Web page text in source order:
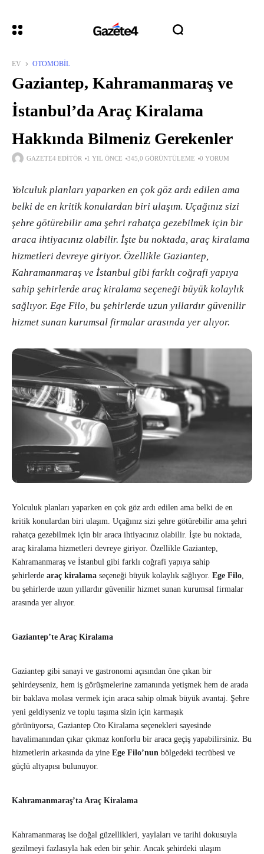
EV OTOMOBIL
Gaziantep, Kahramanmaraş ve
İstanbul’da Araç Kiralama
Hakkında Bilmeniz Gerekenler
GAZETE4 EDITÖR 1 YIL ÖNCE 345,0 GÖRÜNTÜLEME 0 YORUM
Yolculuk planları yaparken en çok göz ardı edilen ama
belki de en kritik konulardan biri ulaşım. Uçağınız sizi
şehre götürebilir ama şehri rahatça gezebilmek için bir
araca ihtiyacınız olabilir. İşte bu noktada, araç kiralama
hizmetleri devreye giriyor. Özellikle Gaziantep,
Kahramanmaraş ve İstanbul gibi farklı coğrafi yapıya
sahip şehirlerde araç kiralama seçeneği büyük kolaylık
sağlıyor. Ege Filo, bu şehirlerde uzun yıllardır güvenilir
hizmet sunan kurumsal firmalar arasında yer alıyor.
Yolculuk planları yaparken en çok göz ardı edilen ama belki de en
kritik konulardan biri ulaşım. Uçağınız sizi şehre götürebilir ama şehri
rahatça gezebilmek için bir araca ihtiyacınız olabilir. İşte bu noktada,
araç kiralama hizmetleri devreye giriyor. Özellikle Gaziantep,
Kahramanmaraş ve İstanbul gibi farklı coğrafi yapıya sahip
şehirlerde araç kiralama seçeneği büyük kolaylık sağlıyor. Ege Filo,
bu şehirlerde uzun yıllardır güvenilir hizmet sunan kurumsal firmalar
arasında yer alıyor.
Gaziantep’te Araç Kiralama
Gaziantep gibi sanayi ve gastronomi açısından öne çıkan bir
şehirdeyseniz, hem iş görüşmelerine zamanında yetişmek hem de arada
bir baklava molası vermek için araca sahip olmak büyük avantaj. Şehre
yeni geldiyseniz ve toplu taşıma sizin için karmaşık
görünüyorsa, Gaziantep Oto Kiralama seçenekleri sayesinde
havalimanından çıkar çıkmaz konforlu bir araca geçiş yapabilirsiniz. Bu
hizmetlerin arkasında da yine Ege Filo’nun bölgedeki tecrübesi ve
güçlü altyapısı bulunuyor.
Kahramanmaraş’ta Araç Kiralama
Kahramanmaraş ise doğal güzellikleri, yaylaları ve tarihi dokusuyla
gezilmeyi fazlasıyla hak eden bir şehir. Ancak şehirdeki ulaşım